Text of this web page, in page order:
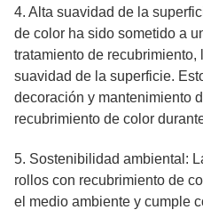
4. Alta suavidad de la
de color ha sido sometido a
tratamiento de recubrimiento,
suavidad de la superficie.
decoración y mantenimiento
recubrimiento de color
5. Sostenibilidad ambiental:
rollos con recubrimiento de
el medio ambiente y cumple